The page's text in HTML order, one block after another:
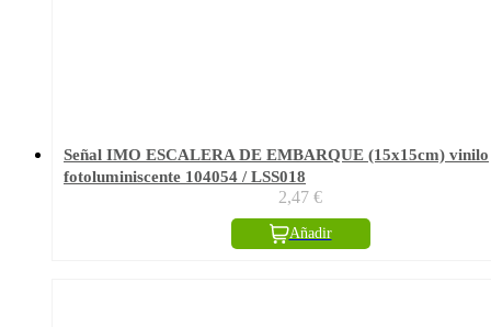
Señal IMO ESCALERA DE EMBARQUE (15x15cm) vinilo
fotoluminiscente 104054 / LSS018
2,47 €
Añadir